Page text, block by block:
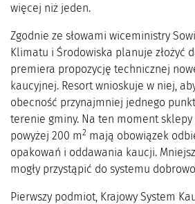
więcej niż jeden.
Zgodnie ze słowami wiceministry
Klimatu i Środowiska planuje złożyć
premiera propozycję technicznej
kaucyjnej. Resort wnioskuje w niej,
obecność przynajmniej jednego
terenie gminy. Na ten moment
powyżej 200 m2 mają obowiązek
opakowań i oddawania kaucji.
mogły przystąpić do systemu
Pierwszy podmiot, Krajowy System